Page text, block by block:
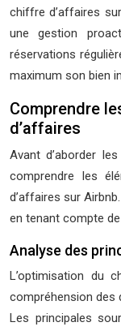
chiffre d’affaires
une gestion
réservations
maximum son bien
Comprendre
d’affaires
Avant d’aborder
comprendre les
d’affaires sur
en tenant compte
Analyse des
L’optimisation du
compréhension des
Les principales